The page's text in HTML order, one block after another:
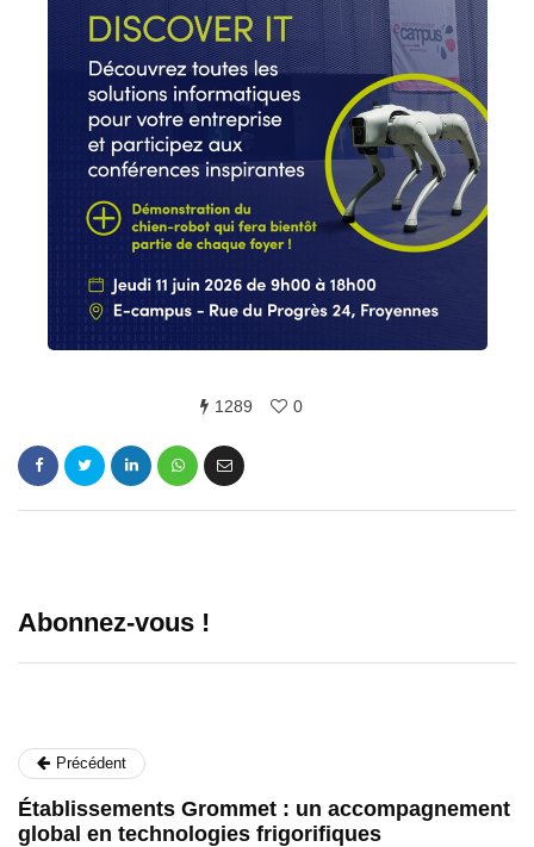
1289 0
Abonnez-vous !
Précédent
Établissements Grommet : un accompagnement
global en technologies frigorifiques